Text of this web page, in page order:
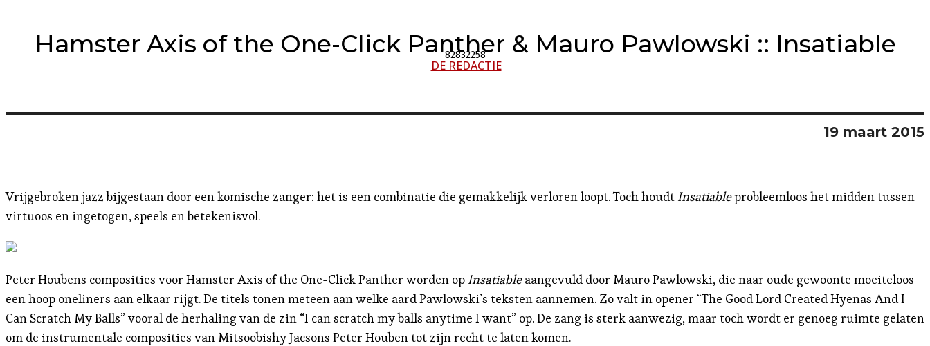
Hamster Axis of the One-Click Panther & Mauro Pawlowski :: Insatiable
DE REDACTIE
82832258
19 maart 2015
Vrijgebroken jazz bijgestaan door een komische zanger: het is een combinatie die gemakkelijk verloren loopt. Toch houdt Insatiableprobleemloos het midden tussen
virtuoos en ingetogen, speels en betekenisvol.
Peter Houbens composities voor Hamster Axis of the One-Click Panther worden op Insatiableaangevuld door Mauro Pawlowski, die naar oude gewoonte moeiteloos
een hoop oneliners aan elkaar rijgt. De titels tonen meteen aan welke aard Pawlowski’s teksten aannemen. Zo valt in opener “The Good Lord Created Hyenas And I
Can Scratch My Balls” vooral de herhaling van de zin “I can scratch my balls anytime I want” op. De zang is sterk aanwezig, maar toch wordt er genoeg ruimte gelaten
om de instrumentale composities van Mitsoobishy Jacsons Peter Houben tot zijn recht te laten komen.